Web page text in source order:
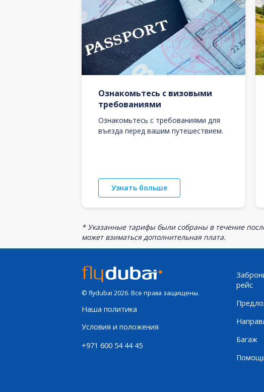
Ознакомьтесь с визовыми
требованиями
Ознакомьтесь с требованиями для
въезда перед вашим путешествием.
Узнать больше
* Указанные тарифы были собраны в течение
может взиматься дополнительная плата.
© flydubai 2026. Все права защищены.
Наша политика
Условия и положения
+971 600 54 44 45
рейс
Багаж